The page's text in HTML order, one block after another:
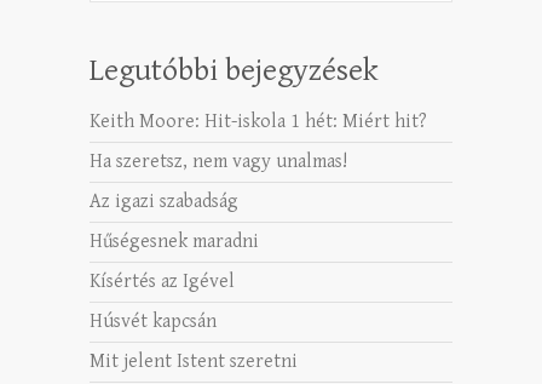
Legutóbbi bejegyzések
Keith Moore: Hit-iskola 1 hét: Miért hit?
Ha szeretsz, nem vagy unalmas!
Az igazi szabadság
Hűségesnek maradni
Kísértés az Igével
Húsvét kapcsán
Mit jelent Istent szeretni